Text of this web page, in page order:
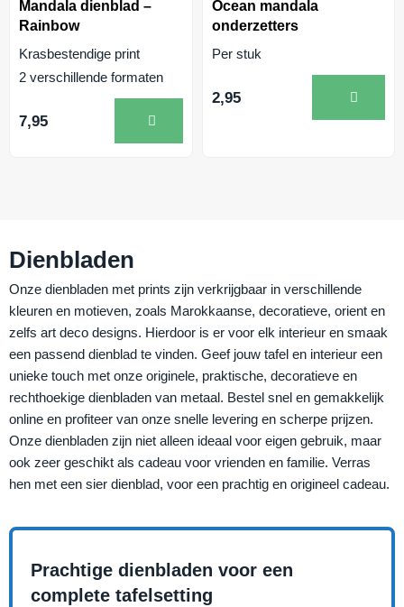
Mandala dienblad –
Rainbow
Krasbestendige print
2 verschillende formaten
7,95
Ocean mandala
onderzetters
Per stuk
2,95
Dienbladen
Onze dienbladen met prints zijn verkrijgbaar in verschillende
kleuren en motieven, zoals Marokkaanse, decoratieve, orient en
zelfs art deco designs. Hierdoor is er voor elk interieur en smaak
een passend dienblad te vinden. Geef jouw tafel en interieur een
unieke touch met onze originele, praktische, decoratieve en
rechthoekige dienbladen van metaal. Bestel snel en gemakkelijk
online en profiteer van onze snelle levering en scherpe prijzen.
Onze dienbladen zijn niet alleen ideaal voor eigen gebruik, maar
ook zeer geschikt als cadeau voor vrienden en familie. Verras
hen met een sier dienblad, voor een prachtig en origineel cadeau.
Prachtige dienbladen voor een
complete tafelsetting